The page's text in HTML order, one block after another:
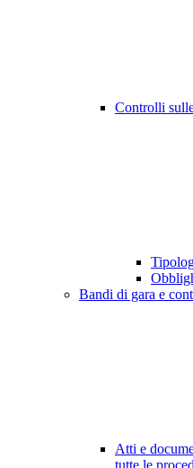
Controlli
Bandi di gara e
Atti e